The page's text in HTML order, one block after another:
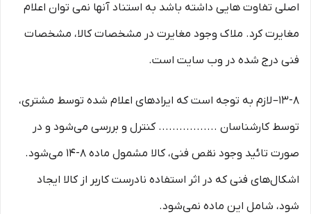
اصلی تفاوت هایی داشته باشد به استناد آنها نمی توان اعلام
مغایرت کرد. ملاک وجود مغایرت در مشخصات کالا، مشخصات
فنی درج شده در وب سایت است.
۱۳-۸– لازم به توجه است که ایرادهای اعلام شده توسط مشتری،
توسط کارشناسان ................. کنترل و بررسی می‏‌شود و در
صورت تائید وجود نقص فنی، کالا مشمول ماده ۸-۱۴ می‏‌شود.
اشکال‏‌های فنی که در اثر استفاده نادرست کاربر از کالا ایجاد
شود، شامل این ماده نمی‌‏شود.